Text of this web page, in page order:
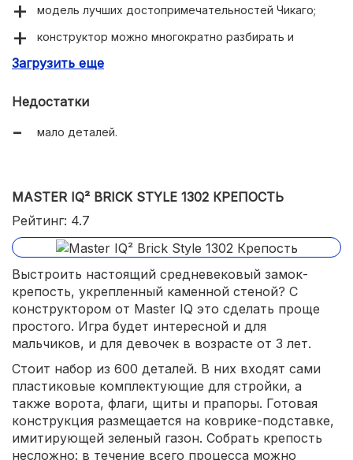
модель лучших достопримечательностей Чикаго;
конструктор можно многократно разбирать и
хорошие крепления у частиц.
Загрузить еще
Недостатки
мало деталей.
MASTER IQ² BRICK STYLE 1302 КРЕПОСТЬ
Рейтинг: 4.7
Выстроить настоящий средневековый замок-
крепость, укрепленный каменной стеной? С
конструктором от Master IQ это сделать проще
простого. Игра будет интересной и для
мальчиков, и для девочек в возрасте от 3 лет.
Стоит набор из 600 деталей. В них входят сами
пластиковые комплектующие для стройки, а
также ворота, флаги, щиты и прапоры. Готовая
конструкция размещается на коврике-подставке,
имитирующей зеленый газон. Собрать крепость
несложно: в течение всего процесса можно